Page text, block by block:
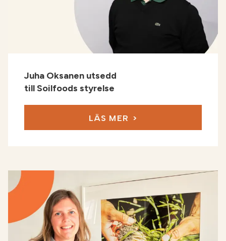
Juha Oksanen utsedd
till Soilfoods styrelse
LÄS MER